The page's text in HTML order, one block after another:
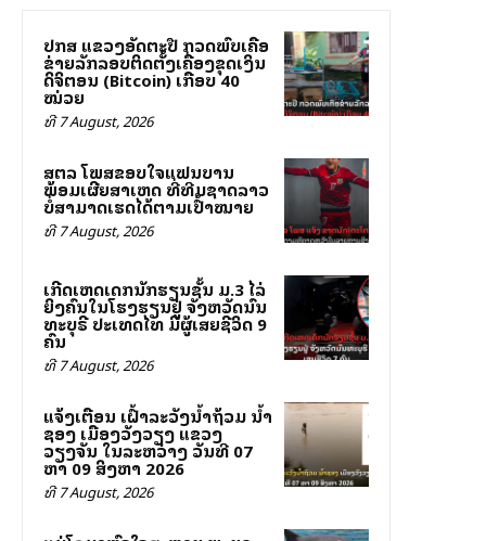
ປກສ ແຂວງອັດຕະປື ກວດພົບເຄືອ
ຂ່າຍລັກລອບຕິດຕັ້ງເຄື່ອງຂຸດເງິນ
ດິຈິຕອນ (Bitcoin) ເກືອບ 40
ໝ່ວຍ
ທີ 7 August, 2026
ສຕລ ໂພສຂອບໃຈແຟນບານ
ພ້ອມເຜີຍສາເຫດ ທີ່ທີມຊາດລາວ
ບໍ່ສາມາດເຮັດໄດ້ຕາມເປົ້າໝາຍ
ທີ 7 August, 2026
ເກີດເຫດເດັກນັກຮຽນຊັ້ນ ມ.3 ໄລ່
ຍິງຄົນໃນໂຮງຮຽນຢູ່ ຈັງຫວັດນົນ
ທະບຸຣີ ປະເທດໄທ ມີຜູ້ເສຍຊີວິດ 9
ຄົນ
ທີ 7 August, 2026
ແຈ້ງເຕືອນ ເຝົ້າລະວັງນ້ຳຖ້ວມ ນ້ຳ
ຊອງ ເມືອງວັງວຽງ ແຂວງ
ວຽງຈັນ ໃນລະຫວ່າງ ວັນທີ 07
ຫາ 09 ສິງຫາ 2026
ທີ 7 August, 2026